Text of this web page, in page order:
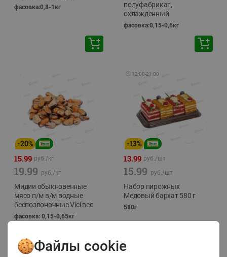
фасовка:0,8-1кг
полуфабрикат,
охлажденный
фасовка:0,15-0,6кг
-20%
15.99 руб./кг
19.99 руб./кг
Мидии обыкновенные
мясо п/м в/м водные
беспозвоночные Vici вес
фасовка: 0,15-0,65кг
🕘 12:00-21:00
-13%
13.99 руб./шт
15.99 руб./шт
Набор пирожных
Медовый бархат 580 г
580г
Файлы cookie